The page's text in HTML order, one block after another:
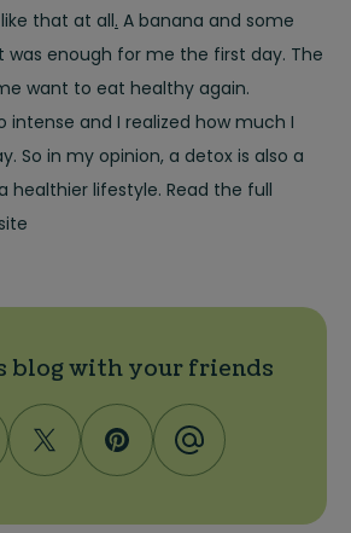
that at all. A banana and some
enough for me the first day. The
want to eat healthy again.
intense and I realized how much I
So in my opinion, a detox is also a
healthier lifestyle. Read the full
blog with your friends